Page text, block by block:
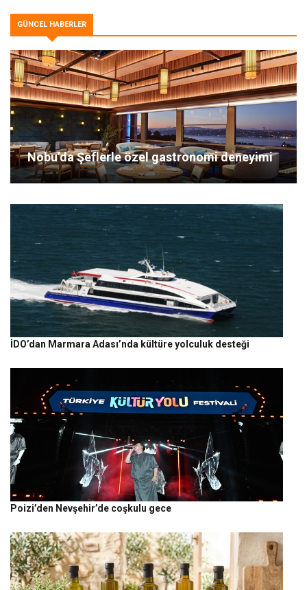
GÜNCEL HABERLER
Nobu’da Şeflerle özel gastronomi deneyimi
İDO’dan Marmara Adası’nda kültüre yolculuk desteği
Poizi’den Nevşehir’de coşkulu gece